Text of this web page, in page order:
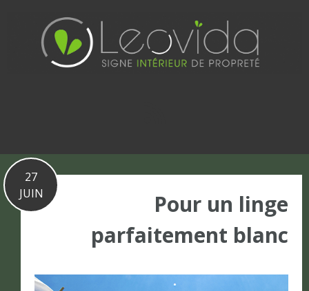
27
JUIN
Pour un linge
parfaitement blanc